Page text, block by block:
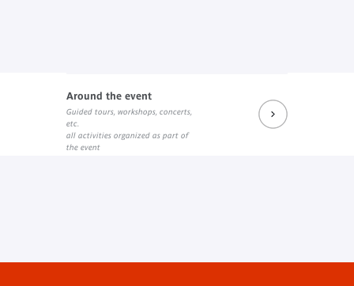
Around the event
Guided tours, workshops, concerts,
etc.
all activities organized as part of
the event